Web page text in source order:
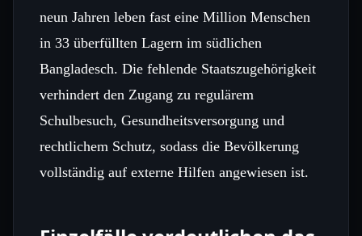
neun Jahren leben fast eine Million Menschen
in 33 überfüllten Lagern im südlichen
Bangladesch. Die fehlende Staatszugehörigkeit
verhindert den Zugang zu regulärem
Schulbesuch, Gesundheitsversorgung und
rechtlichem Schutz, sodass die Bevölkerung
vollständig auf externe Hilfen angewiesen ist.